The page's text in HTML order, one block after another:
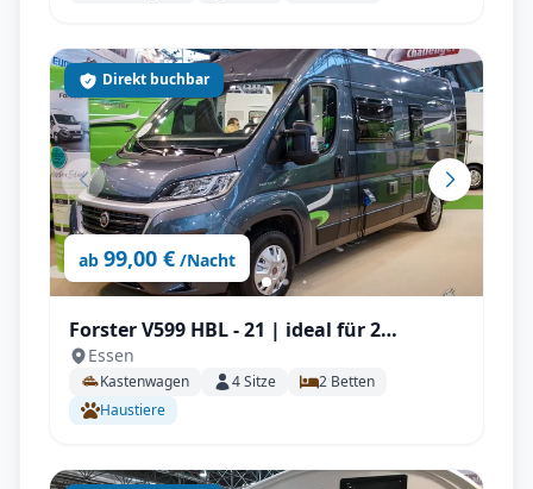
ab 99,00 € /Nacht
Direkt buchbar
Forster V599 HBL - 21 | ideal für 2
Personen, Solar, Einparksensoren, AHK
uvm.
Essen
Kastenwagen 4Sitze 2 Betten
Haustiere